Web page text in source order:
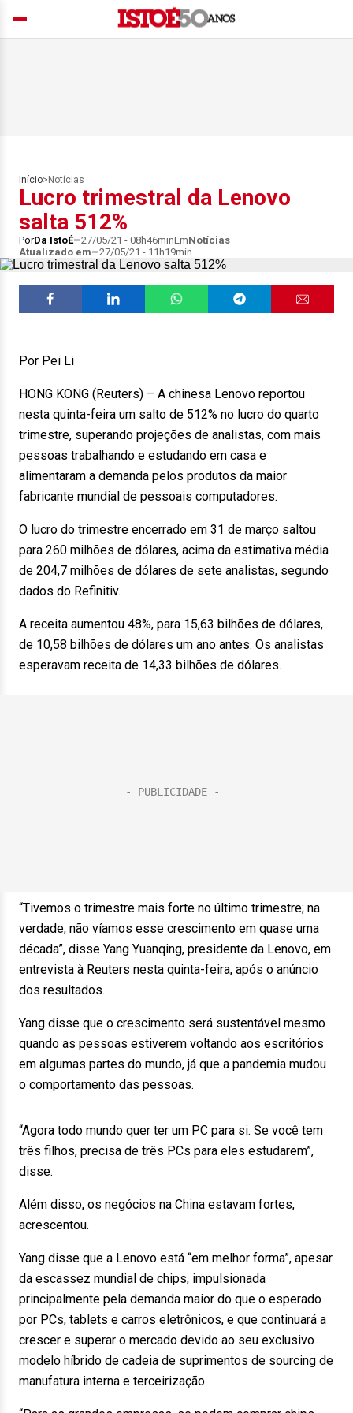
Início> Notícias
Lucro trimestral da Lenovo
salta 512%
PorDa IstoÉ 27/05/21 - 08h46minEmNotícias
Atualizado em
27/05/21 - 11h19min
Por Pei Li
HONG KONG (Reuters) – A chinesa Lenovo reportou
nesta quinta-feira um salto de 512% no lucro do quarto
trimestre, superando projeções de analistas, com mais
pessoas trabalhando e estudando em casa e
alimentaram a demanda pelos produtos da maior
fabricante mundial de pessoais computadores.
O lucro do trimestre encerrado em 31 de março saltou
para 260 milhões de dólares, acima da estimativa média
de 204,7 milhões de dólares de sete analistas, segundo
dados do Refinitiv.
A receita aumentou 48%, para 15,63 bilhões de dólares,
de 10,58 bilhões de dólares um ano antes. Os analistas
esperavam receita de 14,33 bilhões de dólares.
“Tivemos o trimestre mais forte no último trimestre; na
verdade, não víamos esse crescimento em quase uma
década”, disse Yang Yuanqing, presidente da Lenovo, em
entrevista à Reuters nesta quinta-feira, após o anúncio
dos resultados.
Yang disse que o crescimento será sustentável mesmo
quando as pessoas estiverem voltando aos escritórios
em algumas partes do mundo, já que a pandemia mudou
o comportamento das pessoas.
“Agora todo mundo quer ter um PC para si. Se você tem
três filhos, precisa de três PCs para eles estudarem”,
disse.
Além disso, os negócios na China estavam fortes,
acrescentou.
Yang disse que a Lenovo está “em melhor forma”, apesar
da escassez mundial de chips, impulsionada
principalmente pela demanda maior do que o esperado
por PCs, tablets e carros eletrônicos, e que continuará a
crescer e superar o mercado devido ao seu exclusivo
modelo híbrido de cadeia de suprimentos de sourcing de
manufatura interna e terceirização.